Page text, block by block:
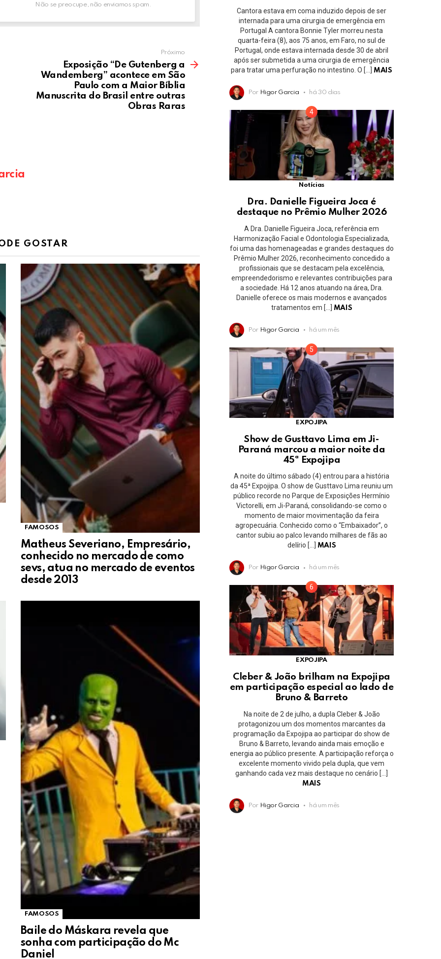
Não se preocupe, não enviamos spam.
Próximo
Exposição “De Gutenberg a
Wandemberg” acontece em São
Paulo com a Maior Bíblia
Manuscrita do Brasil entre outras
Obras Raras
GOSTAR
FAMOSOS
Matheus Severiano, Empresário,
conhecido no mercado de como
sevs, atua no mercado de eventos
desde 2013
FAMOSOS
Baile do Máskara revela que
sonha com participação do Mc
Daniel
Cantora estava em coma induzido depois de ser
internada para uma cirurgia de emergência em
Portugal A cantora Bonnie Tyler morreu nesta
quarta-feira (8), aos 75 anos, em Faro, no sul de
Portugal, onde estava internada desde 30 de abril
após ser submetida a uma cirurgia de emergência
para tratar uma perfuração no intestino. O […]
MAIS
Por Higor Garcia há 30 dias
Notícias
Dra. Danielle Figueira Joca é
destaque no Prêmio Mulher 2026
A Dra. Danielle Figueira Joca, referência em
Harmonização Facial e Odontologia Especializada,
foi uma das homenageadas e grandes destaques do
Prêmio Mulher 2026, reconhecimento concedido a
profissionais que se destacam pela excelência,
empreendedorismo e relevantes contribuições para
a sociedade. Há 12 anos atuando na área, Dra.
Danielle oferece os mais modernos e avançados
tratamentos em […]
MAIS
Por Higor Garcia há um mês
EXPOJIPA
Show de Gusttavo Lima em Ji-
Paraná marcou a maior noite da
45ª Expojipa
A noite do último sábado (4) entrou para a história
da 45ª Expojipa. O show de Gusttavo Lima reuniu um
público recorde no Parque de Exposições Hermínio
Victorelli, em Ji-Paraná, consolidando-se como o
momento de maior movimentação da feira
agropecuária. Conhecido como o “Embaixador”, o
cantor subiu ao palco levando milhares de fãs ao
delírio […]
MAIS
Por Higor Garcia há um mês
EXPOJIPA
Cleber & João brilham na Expojipa
em participação especial ao lado de
Bruno & Barreto
Na noite de 2 de julho, a dupla Cleber & João
protagonizou um dos momentos marcantes da
programação da Expojipa ao participar do show de
Bruno & Barreto, levando ainda mais emoção e
energia ao público presente. A participação reforça o
excelente momento vivido pela dupla, que vem
ganhando cada vez mais destaque no cenário […]
MAIS
Por Higor Garcia há um mês